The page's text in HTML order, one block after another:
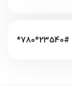
*780*23540#